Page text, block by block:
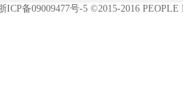
ICP备09009477号-5 ©2015-2016 PEOPLE